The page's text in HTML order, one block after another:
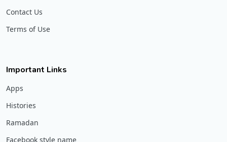
Contact Us
Terms of Use
Important Links
Apps
Histories
Ramadan
Facebook style name